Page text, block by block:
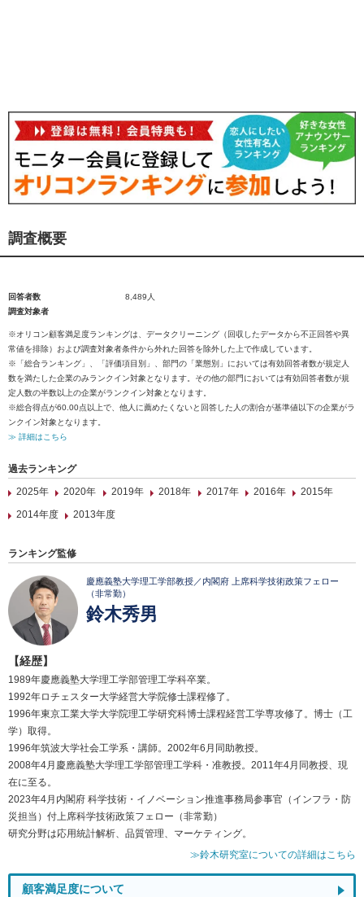
調査概要
回答者数
8,489人
調査対象者
※オリコン顧客満足度ランキングは、データクリーニング（回収したデータから不正回答や異
常値を排除）および調査対象者条件から外れた回答を除外した上で作成しています。
※「総合ランキング」、「評価項目別」、部門の「業態別」においては有効回答者数が規定人
数を満たした企業のみランクイン対象となります。その他の部門においては有効回答者数が規
定人数の半数以上の企業がランクイン対象となります。
※総合得点が60.00点以上で、他人に薦めたくないと回答した人の割合が基準値以下の企業がラ
ンクイン対象となります。
≫ 詳細はこちら
過去ランキング
2025年
2020年 2019年 2018年 2017年 2016年
2015年
2014年度
2013年度
ランキング監修
慶應義塾大学理工学部教授／内閣府 上席科学技術政策フェロー
（非常勤）
鈴木秀男
【経歴】
1989年慶應義塾大学理工学部管理工学科卒業。
1992年ロチェスター大学経営大学院修士課程修了。
1996年東京工業大学大学院理工学研究科博士課程経営工学専攻修了。博士（工
学）取得。
1996年筑波大学社会工学系・講師。2002年6月同助教授。
2008年4月慶應義塾大学理工学部管理工学科・准教授。2011年4月同教授、現
在に至る。
2023年4月内閣府 科学技術・イノベーション推進事務局参事官（インフラ・防
災担当）付上席科学技術政策フェロー（非常勤）
研究分野は応用統計解析、品質管理、マーケティング。
≫鈴木研究室についての詳細はこちら
顧客満足度について